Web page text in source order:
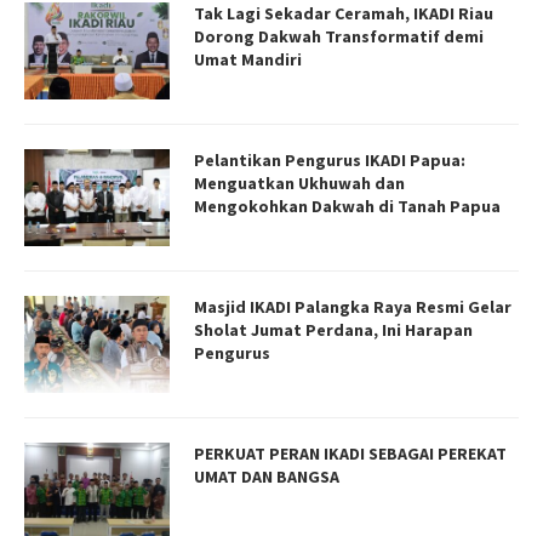
Tak Lagi Sekadar Ceramah, IKADI Riau
Dorong Dakwah Transformatif demi
Umat Mandiri
Pelantikan Pengurus IKADI Papua:
Menguatkan Ukhuwah dan
Mengokohkan Dakwah di Tanah Papua
Masjid IKADI Palangka Raya Resmi Gelar
Sholat Jumat Perdana, Ini Harapan
Pengurus
PERKUAT PERAN IKADI SEBAGAI PEREKAT
UMAT DAN BANGSA